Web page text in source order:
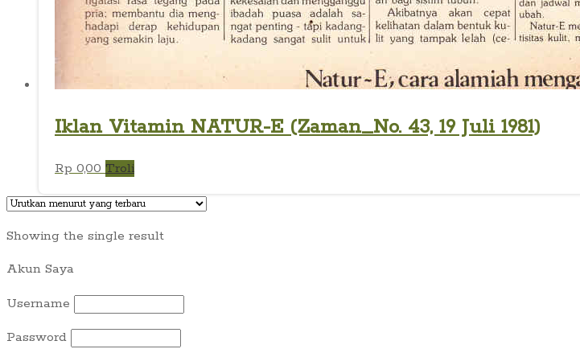
Iklan Vitamin NATUR-E (Zaman_No. 43, 19 Juli 1981)
Rp0,00 Troli
Showing the single result
Akun Saya
Username
Password